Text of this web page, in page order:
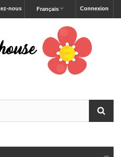
Connexion
Français
nous